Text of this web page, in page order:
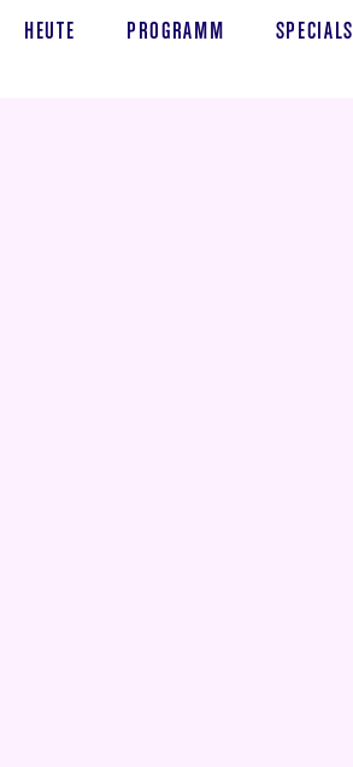
HEUTE PROGRAMM SPECIALS